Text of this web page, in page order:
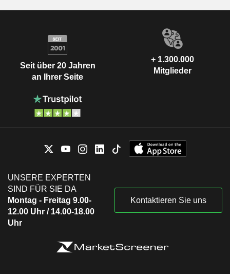
Seit über 20 Jahren
an Ihrer Seite
+ 1.300.000
Mitglieder
UNSERE EXPERTEN
SIND FÜR SIE DA
Montag - Freitag 9.00-
12.00 Uhr / 14.00-18.00
Uhr
Kontaktieren Sie uns